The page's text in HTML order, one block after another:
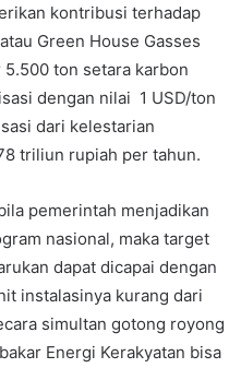
kontribusi terhadap
Green House Gasses
5.500 ton setara karbon
dengan nilai 1 USD/ton
dari kelestarian
triliun rupiah per tahun.
pemerintah menjadikan
nasional, maka target
dapat dicapai dengan
instalasinya kurang dari
simultan gotong royong
Energi Kerakyatan bisa